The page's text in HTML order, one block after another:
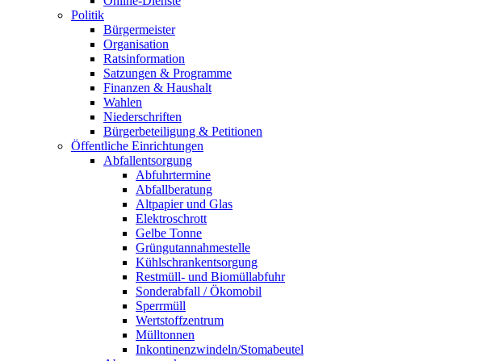
Politik
Bürgermeister
Organisation
Ratsinformation
Satzungen & Programme
Finanzen & Haushalt
Wahlen
Niederschriften
Bürgerbeteiligung & Petitionen
Öffentliche Einrichtungen
Abfallentsorgung
Abfuhrtermine
Abfallberatung
Altpapier und Glas
Elektroschrott
Gelbe Tonne
Grüngutannahmestelle
Kühlschrankentsorgung
Restmüll- und Biomüllabfuhr
Sonderabfall / Ökomobil
Sperrmüll
Wertstoffzentrum
Mülltonnen
Inkontinenzwindeln/Stomabeutel